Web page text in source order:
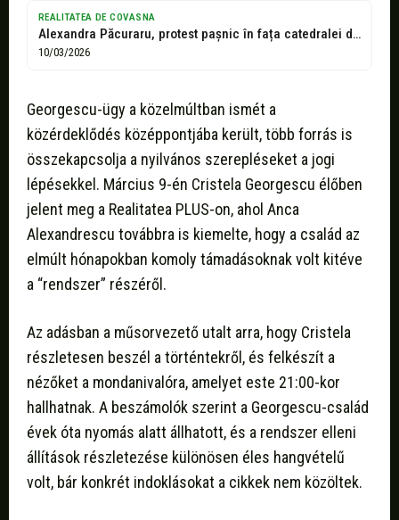
REALITATEA DE COVASNA
Alexandra Păcuraru, protest pașnic în fața catedralei din Constanța. Mesaj de forță...
10/03/2026
Georgescu-ügy a közelmúltban ismét a
közérdeklődés középpontjába került, több forrás is
összekapcsolja a nyilvános szerepléseket a jogi
lépésekkel. Március 9-én Cristela Georgescu élőben
jelent meg a Realitatea PLUS-on, ahol Anca
Alexandrescu továbbra is kiemelte, hogy a család az
elmúlt hónapokban komoly támadásoknak volt kitéve
a “rendszer” részéről.
Az adásban a műsorvezető utalt arra, hogy Cristela
részletesen beszél a történtekről, és felkészít a
nézőket a mondanivalóra, amelyet este 21:00-kor
hallhatnak. A beszámolók szerint a Georgescu-család
évek óta nyomás alatt állhatott, és a rendszer elleni
állítások részletezése különösen éles hangvételű
volt, bár konkrét indoklásokat a cikkek nem közöltek.